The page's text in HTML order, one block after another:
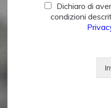
Dichiaro di
condizioni